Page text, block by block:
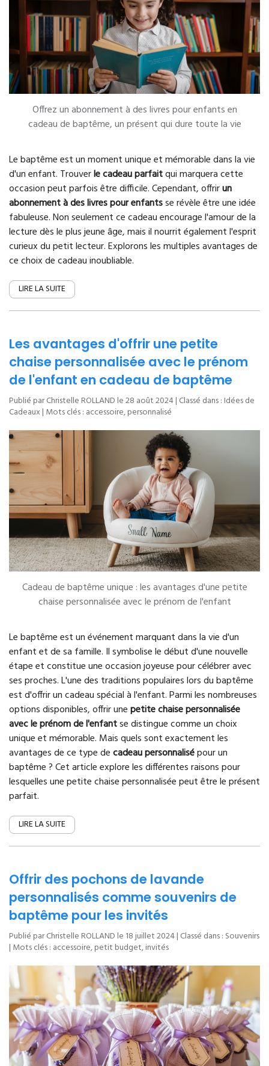
Offrez un abonnement à des livres pour enfants en
cadeau de baptême, un présent qui dure toute la vie
Le baptême est un moment unique et mémorable dans la vie
d'un enfant. Trouverle cadeau parfaitqui marquera cette
occasion peut parfois être difficile. Cependant, offrirun
abonnement à des livres pour enfantsse révèle être une idée
fabuleuse. Non seulement ce cadeau encourage l'amour de la
lecture dès le plus jeune âge, mais il nourrit également l'esprit
curieux du petit lecteur. Explorons les multiples avantages de
ce choix de cadeau inoubliable.
LIRE LA SUITE
Les avantages d'offrir une petite
chaise personnalisée avec le prénom
de l'enfant en cadeau de baptême
Publié par Christelle ROLLAND le28 août 2024| Classé dans : Idées de
Cadeaux | Mots clés : accessoire,personnalisé
Cadeau de baptême unique : les avantages d'une petite
chaise personnalisée avec le prénom de l'enfant
Le baptême est un événement marquant dans la vie d'un
enfant et de sa famille. Il symbolise le début d'une nouvelle
étape et constitue une occasion joyeuse pour célébrer avec
ses proches. L'une des traditions populaires lors du baptême
est d'offrir un cadeau spécial à l'enfant. Parmi les nombreuses
options disponibles, offrir unepetite chaise personnalisée
avec le prénom de l'enfantse distingue comme un choix
unique et mémorable. Mais quels sont exactement les
avantages de ce type decadeau personnalisépour un
baptême ? Cet article explore les différentes raisons pour
lesquelles une petite chaise personnalisée peut être le présent
parfait.
LIRE LA SUITE
Offrir des pochons de lavande
personnalisés comme souvenirs de
baptême pour les invités
Publié par Christelle ROLLAND le 18 juillet 2024| Classé dans : Souvenirs
| Mots clés : accessoire,petit budget,invités